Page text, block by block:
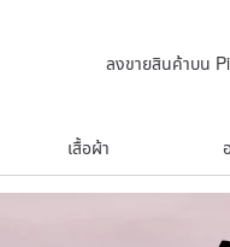
ลงขายสินค้าบน
เสื้อผ้า